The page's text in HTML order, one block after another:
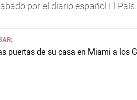
por el diario español El País.
puertas de su casa en Miami a los